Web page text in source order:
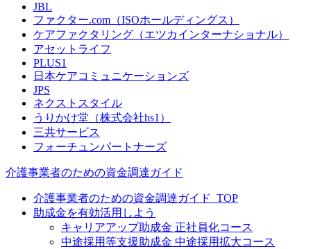
JBL
ファクター.com（ISOホールディングス）
ケアファクタリング（エツカインターナショナル）
アセットライフ
PLUS1
日本ケアコミュニケーションズ
JPS
ネクストスタイル
うりかけ堂（株式会社hs1）
三共サービス
フォーチュンパートナーズ
介護事業者のための資金調達ガイド
介護事業者のための資金調達ガイド_TOP
助成金を有効活用しよう
キャリアアップ助成金 正社員化コース
中途採用等支援助成金 中途採用拡大コース